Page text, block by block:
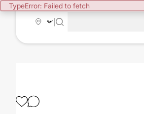
TypeError: Failed to fetch